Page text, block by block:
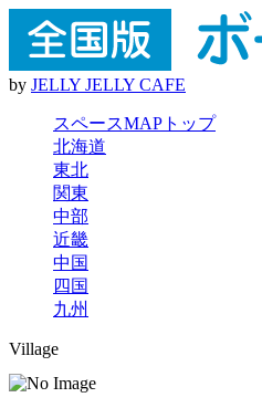
by JELLY JELLY CAFE
スペースMAPトップ
北海道
東北
関東
中部
近畿
中国
四国
九州
Village